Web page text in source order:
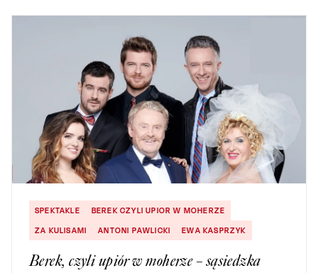
SPEKTAKLE
BEREK CZYLI UPIOR W MOHERZE
ZA KULISAMI
ANTONI PAWLICKI EWA KASPRZYK
Berek, czyli upiór w moherze – sąsiedzka